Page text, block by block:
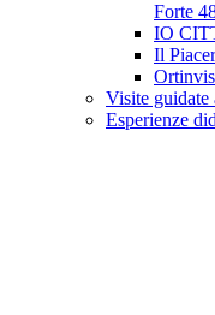
Forte
IO
Il
Visite
Esperienze